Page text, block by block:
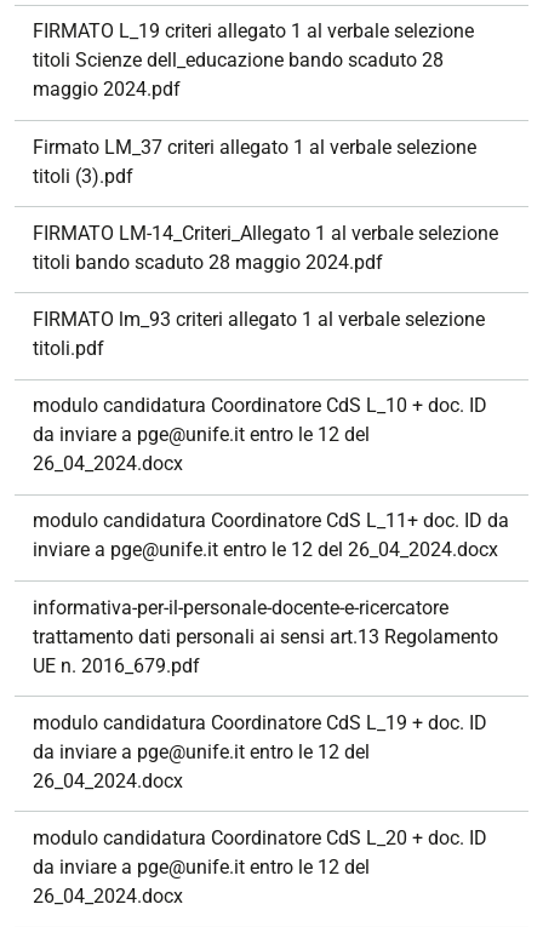
FIRMATO L_19 criteri allegato 1 al verbale selezione
titoli Scienze dell_educazione bando scaduto 28
maggio 2024.pdf
Firmato LM_37 criteri allegato 1 al verbale selezione
titoli (3).pdf
FIRMATO LM-14_Criteri_Allegato 1 al verbale selezione
titoli bando scaduto 28 maggio 2024.pdf
FIRMATO lm_93 criteri allegato 1 al verbale selezione
titoli.pdf
modulo candidatura Coordinatore CdS L_10 + doc. ID
da inviare a pge@unife.it entro le 12 del
26_04_2024.docx
modulo candidatura Coordinatore CdS L_11+ doc. ID da
inviare a pge@unife.it entro le 12 del 26_04_2024.docx
informativa-per-il-personale-docente-e-ricercatore
trattamento dati personali ai sensi art.13 Regolamento
UE n. 2016_679.pdf
modulo candidatura Coordinatore CdS L_19 + doc. ID
da inviare a pge@unife.it entro le 12 del
26_04_2024.docx
modulo candidatura Coordinatore CdS L_20 + doc. ID
da inviare a pge@unife.it entro le 12 del
26_04_2024.docx